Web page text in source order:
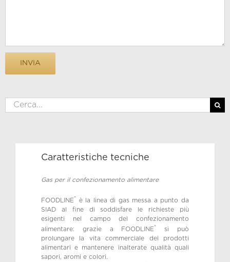
Caratteristiche tecniche
Gas per il confezionamento alimentare
FOODLINE® è la linea di gas messa a punto da
SIAD al fine di soddisfare le richieste più
esigenti nel campo del confezionamento
alimentare: grazie a FOODLINE®
si può
prolungare la vita commerciale dei prodotti
alimentari e mantenere inalterate qualità quali
sapori, aromi e colori.
Cerca
per: